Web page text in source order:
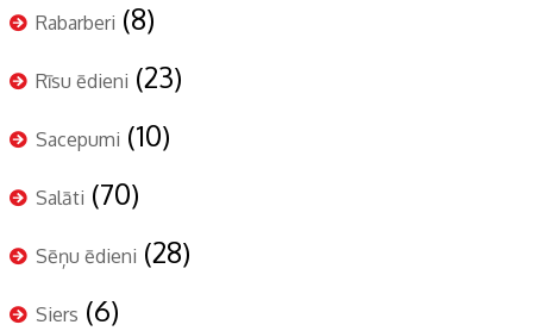
Rabarberi (8)
Rīsu ēdieni (23)
Sacepumi (10)
Salāti (70)
Sēņu ēdieni (28)
Siers (6)